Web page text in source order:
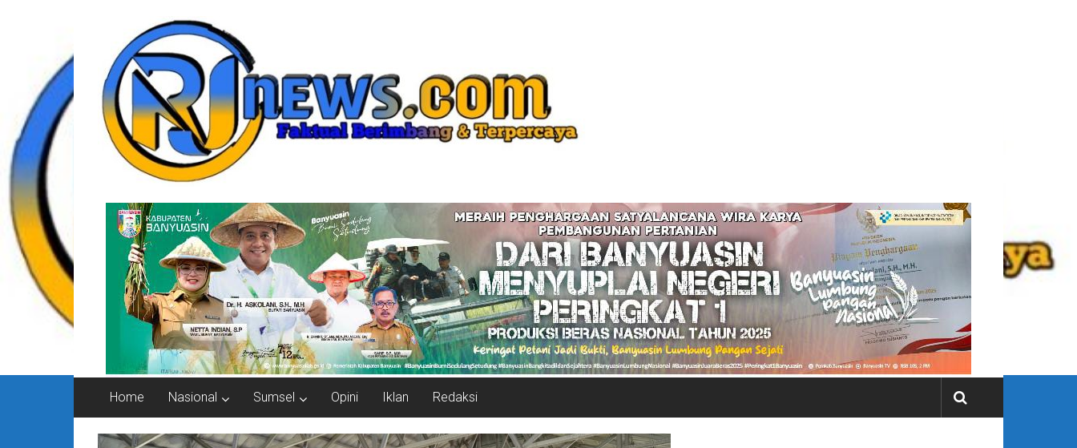
rjonlinenews.com
Faktual
Berimbang
dan
Terpercaya
Home Nasional Sumsel Opini Iklan Redaksi